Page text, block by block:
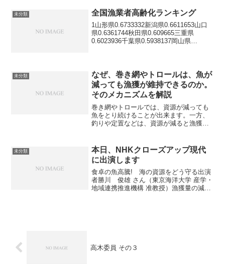
未分類 全国漁業者高齢化ランキング
1山形県0.6733332新潟県0.6611653山口
県0.6361744秋田県0.609665三重県
0.6023936千葉県0.5938137岡山県
未分類
なぜ、巻き網やトロールは、魚が
減っても漁獲が維持できるのか。
そのメカニズムを解説
巻き網やトロールでは、資源が減っても
魚をとり続けることが出来ます。一方、
釣りや定置などは、資源が減ると漁獲量
説明します。サバやタラなど、多くの魚
は群れをつくって回遊しま...
未分類
本日、NHKクローズアップ現代
に出演します
食卓の魚高騰! 海の資源をどう守る出演
者勝川 俊雄 さん（東京海洋大学 産学・
地域連携推進機構 准教授）漁獲量の減少
高木委員 その３